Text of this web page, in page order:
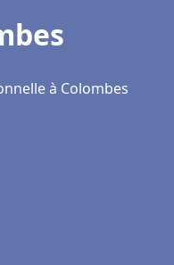
à Colombes